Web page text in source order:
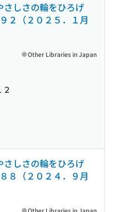
さしさの輪をひろげ
２（２０２５．１月
Other Libraries in Japan
さしさの輪をひろげ
８（２０２４．９月
Other Libraries in Japan